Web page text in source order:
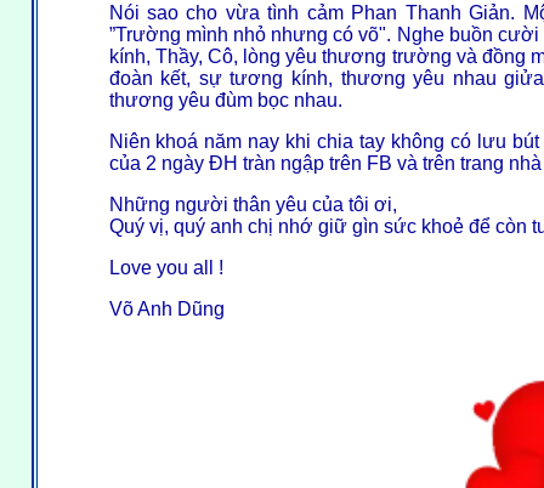
Nói sao cho vừa tình cảm Phan Thanh Giản.
”Trường mình nhỏ nhưng có võ". Nghe buồn
kính, Thầy, Cô, lòng yêu thương trường và đồng
đoàn kết, sự tương kính, thương yêu nhau
thương yêu đùm bọc nhau.
Niên khoá năm nay khi chia tay không có lưu
của 2 ngày ĐH tràn ngập trên FB và trên trang nhà
Những người thân yêu của tôi ơi,
Quý vị, quý anh chị nhớ giữ gìn sức khoẻ để còn
Love you all !
Võ Anh Dũng